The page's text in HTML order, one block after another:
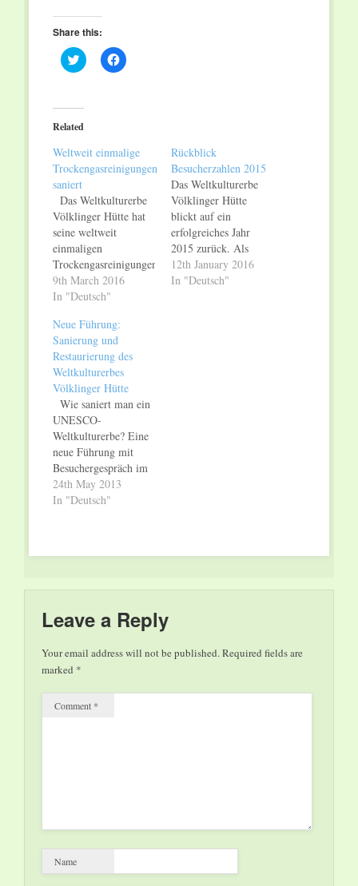
Share this:
Click
to
(Opens
in
new
Click
to
Related
Weltweit einmalige
Trockengasreinigungen
saniert
Das Weltkulturerbe
Völklinger Hütte hat
seine weltweit
einmaligen
Trockengasreinigungen
termingerecht und im
Kostenrahmen saniert.
zentraler Teil der
ehemaligen
Roheisenproduktion
der Völklinger Hütte
restauriert. Die
einsturzgefährdeten
Trockengasreinigungen
I bis III wurden
zunächst gereinigt und
dann statisch
gesichert. Dabei
handelte es sich um
9th March 2016
In "Deutsch"
Rückblick
Besucherzahlen 2015
Das Weltkulturerbe
Völklinger Hütte
blickt auf ein
erfolgreiches Jahr
2015 zurück. Als
Industrie-Denkmal,
Tourismus- und als
12th January 2016
In "Deutsch"
Neue Führung:
Sanierung und
Restaurierung des
Weltkulturerbes
Völklinger Hütte
Wie saniert man ein
UNESCO-
Weltkulturerbe? Eine
neue Führung mit
Besuchergespräch im
Weltkulturerbe
Völklinger Hütte gibt
Eisenwerk für
erhält und wie die
Umgestaltung zu
einem Erlebnisort
technisch funktioniert.
24th May 2013
In "Deutsch"
Leave a Reply
Your email address will not be published.Required fields are
marked *
Comment *
Name